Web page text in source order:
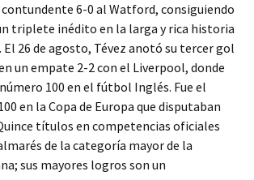
6-0 al Watford, consiguiendo
triplete inédito en la larga y rica historia
26 de agosto, Tévez anotó su tercer gol
un empate 2-2 con el Liverpool, donde
100 en el fútbol Inglés. Fue el
en la Copa de Europa que disputaban
títulos en competencias oficiales
de la categoría mayor de la
sus mayores logros son un